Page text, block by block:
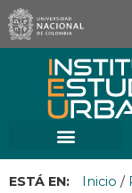
ESTÁ EN: Inicio /